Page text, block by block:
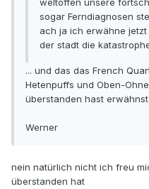
weltoffen unsere
sogar Ferndiagnosen
ach ja ich erwähne
der stadt die
... und das das French
Hetenpuffs und Oben-
überstanden hast
Werner
nein natürlich nicht ich freu
überstanden hat